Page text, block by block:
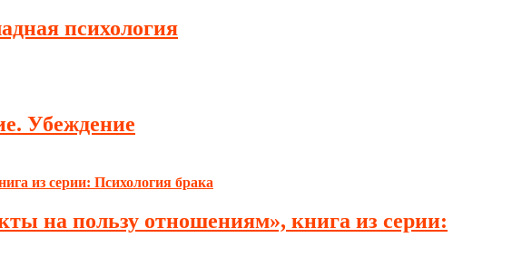
психология
Убеждение
на пользу отношениям», книга из серии: